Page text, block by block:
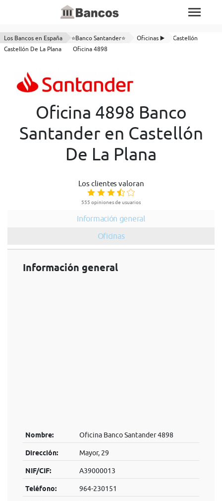
Los Bancos en España ⭐Banco Santander⭐ Oficinas ▶️
Castellón
Castellón De La Plana
Oficina 4898
Oficina 4898 Banco
Santander en Castellón
De La Plana
Los clientes valoran
555 opiniones de usuarios
Información general
Oficinas
Información general
Nombre: Oficina Banco Santander 4898
Dirección: Mayor, 29
NIF/CIF: A39000013
Teléfono: 964-230151